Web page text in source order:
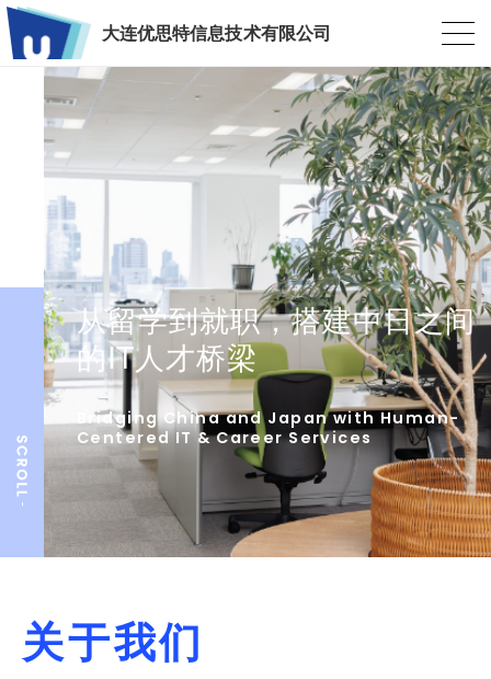
大连优思特信息技术有限公司
从留学到就职，搭建中日之间
的IT人才桥梁
Bridging China and Japan with Human-
Centered IT & Career Services
关于我们